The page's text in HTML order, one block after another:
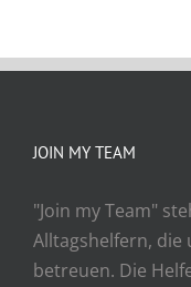
JOIN MY TEAM
"Join my Team"
Alltagshelfern, die
betreuen. Die